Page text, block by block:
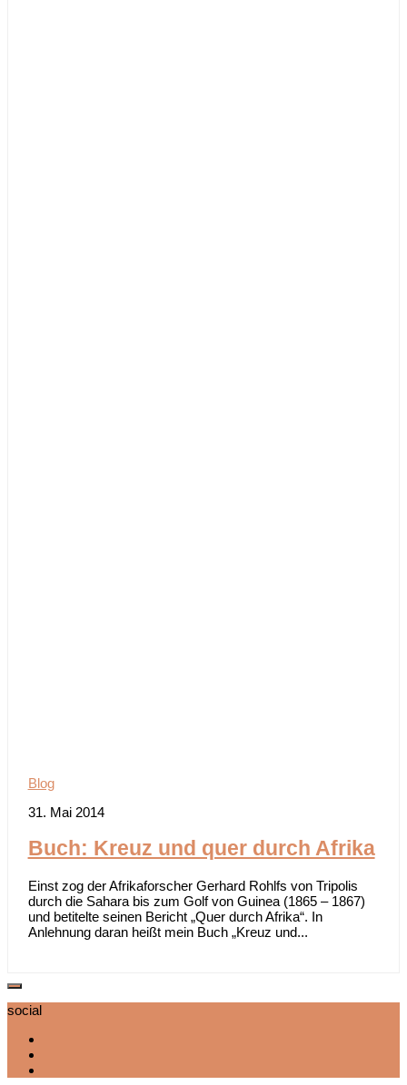
Blog
31. Mai 2014
Buch: Kreuz und quer durch Afrika
Einst zog der Afrikaforscher Gerhard Rohlfs von Tripolis
durch die Sahara bis zum Golf von Guinea (1865 – 1867)
und betitelte seinen Bericht „Quer durch Afrika“. In
Anlehnung daran heißt mein Buch „Kreuz und...
social